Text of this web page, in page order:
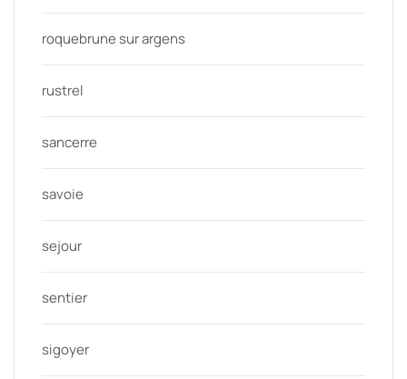
roquebrune sur argens
rustrel
sancerre
savoie
sejour
sentier
sigoyer